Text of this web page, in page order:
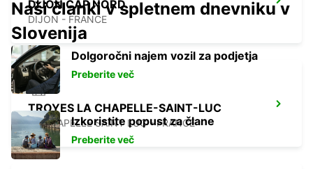
DIJON CAP NORD
DIJON - FRANCE
TROYES LA CHAPELLE-SAINT-LUC
LA CHAPELLE SAINT LUC - FRANCE
Naši članki v spletnem dnevniku v
Slovenija
Dolgoročni najem vozil za podjetja
Preberite več
Izkoristite popust za člane
Preberite več